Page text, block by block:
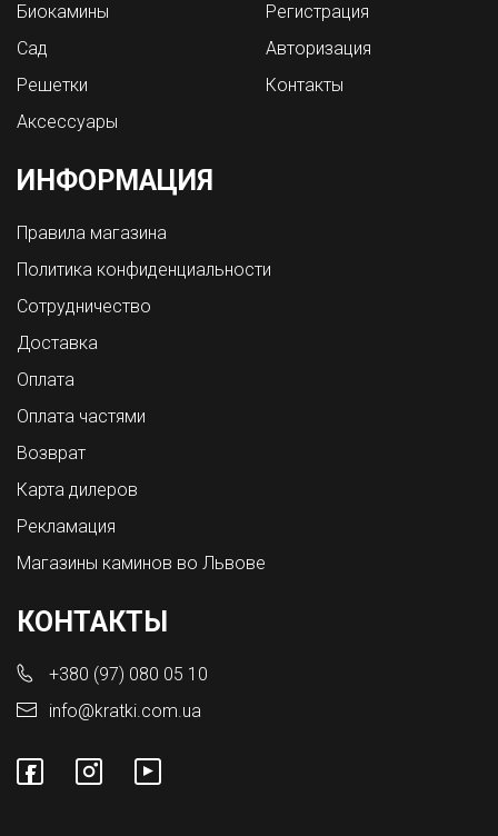
Биокамины
Сад
Решетки
Аксессуары
Регистрация
Авторизация
Контакты
ИНФОРМАЦИЯ
Правила магазина
Политика конфиденциальности
Сотрудничество
Доставка
Оплата
Оплата частями
Возврат
Карта дилеров
Рекламация
Магазины каминов во Львове
КОНТАКТЫ
+380 (97) 080 05 10
info@kratki.com.ua